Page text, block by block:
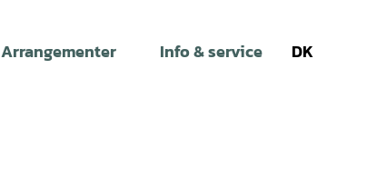
Arrangementer Info & service DK